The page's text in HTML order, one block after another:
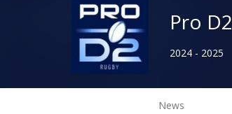
Pro D2
2024 - 2025
News